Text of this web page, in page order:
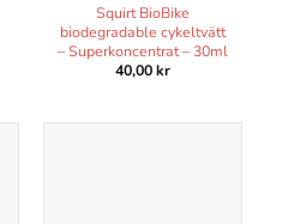
Squirt BioBike
biodegradable cykeltvätt
– Superkoncentrat – 30ml
40,00kr